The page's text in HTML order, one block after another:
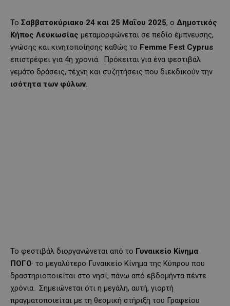
Το Σαββατοκύριακο 24 και 25 Μαΐου 2025, ο Δημοτικός
Κήπος Λευκωσίας μεταμορφώνεται σε πεδίο έμπνευσης,
γνώσης και κινητοποίησης καθώς το Femme Fest Cyprus
επιστρέφει για 4η χρονιά. Πρόκειται για ένα φεστιβάλ
γεμάτο δράσεις, τέχνη και συζητήσεις που διεκδικούν την
ισότητα των φύλων.
Το φεστιβάλ διοργανώνεται από το Γυναικείο Κίνημα
ΠΟΓΟ· το μεγαλύτερο Γυναικείο Κίνημα της Κύπρου που
δραστηριοποιείται στο νησί, πάνω από εβδομήντα πέντε
χρόνια. Σημειώνεται ότι η μεγάλη, αυτή, γιορτή
πραγματοποιείται με τη θεσμική στήριξη του Γραφείου